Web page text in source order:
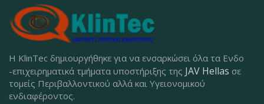
Η KlinTec δημιουργήθηκε για να ενσαρκώσει όλα τα Ενδο
-επιχειρηματικά τμήματα υποστήριξης της JAV Hellas σε
τομείς Περιβαλλοντικού αλλά και Υγειονομικού
ενδιαφέροντος.